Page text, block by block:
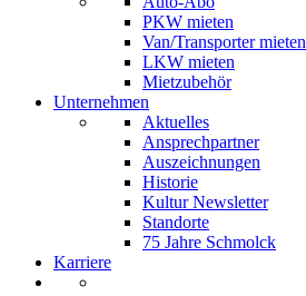
PKW mieten
Van/Transporter mieten
LKW mieten
Mietzubehör
Unternehmen
Aktuelles
Ansprechpartner
Auszeichnungen
Historie
Kultur Newsletter
Standorte
75 Jahre Schmolck
Karriere